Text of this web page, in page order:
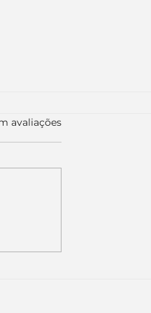
5 estrelas.
avaliações